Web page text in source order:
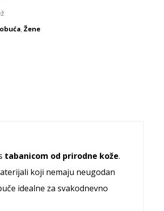
,Žene
tabanicom od prirodne kože.
koji nemaju neugodan
idealne za svakodnevno